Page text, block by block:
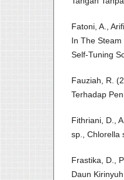
Fatoni, A.,
In The Steam
Self-Tuning
Fauziah, R.
Terhadap
Fithriani, D.,
sp., Chlorella
Frastika, D.,
Daun